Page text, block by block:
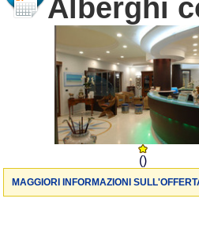
Alberghi
()
MAGGIORI INFORMAZIONI